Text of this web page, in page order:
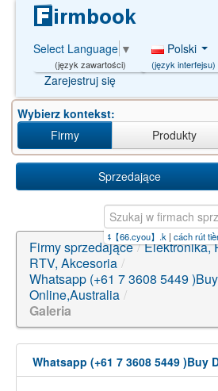
Select Language ▼
(język zawartości)
Polski
(język interfejsu)
Zarejestruj się
Wybierz kontekst:
Firmy
Produkty
Sprzedające
kiem tien online 2024【66.cyou】.k| cách rút tiền
Firmy sprzedające / Elektronika,
RTV, Akcesoria /
Whatsapp (+61 7 3608 5449
Online,Australia /
Galeria
Whatsapp (+61 7 3608 5449